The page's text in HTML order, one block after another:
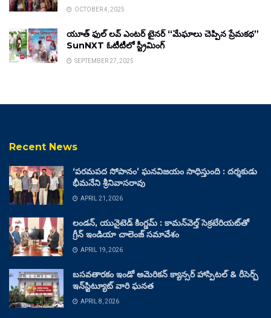
OCTOBER 4, 2025
యూత్ ఫుల్ లవ్ ఎంటర్ టైనర్ “మేఘాలు చెప్పిన ప్రేమకథ”
SunNXT ఓటీటీలో స్ట్రీమింగ్
SEPTEMBER 27, 2025
Recent News
‘పరమపద సోపానం’ ఘనవిజయం సాధిస్తుంది : దర్శకుడు
భీమనేని శ్రీనివాసరావు
APRIL 21, 2026
లండన్, యునైటెడ్ కింగ్డమ్ : కామన్‌వెల్త్ సెక్రటేరియట్‌తో
గ్రీన్ ఇండియా చాలెంజ్ సమావేశం
APRIL 19, 2026
బసవతారకం ఇండో అమెరికన్ క్యాన్సర్ హాస్పిటల్ & రీసెర్చ్
ఇన్‌స్టిట్యూట్ వారి ఘనత
APRIL 8, 2026